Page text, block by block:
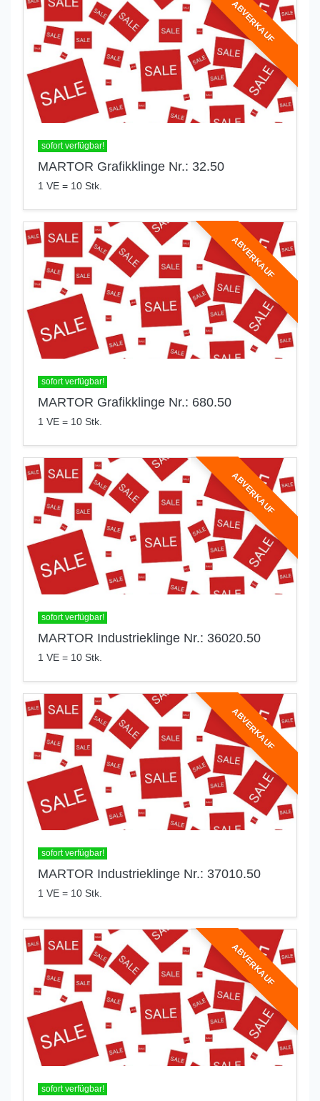
ABVERKAUF
sofort verfügbar!
MARTOR Grafikklinge Nr.: 32.50
1 VE = 10 Stk.
ABVERKAUF
sofort verfügbar!
MARTOR Grafikklinge Nr.: 680.50
1 VE = 10 Stk.
ABVERKAUF
sofort verfügbar!
MARTOR Industrieklinge Nr.: 36020.50
1 VE = 10 Stk.
ABVERKAUF
sofort verfügbar!
MARTOR Industrieklinge Nr.: 37010.50
1 VE = 10 Stk.
ABVERKAUF
sofort verfügbar!